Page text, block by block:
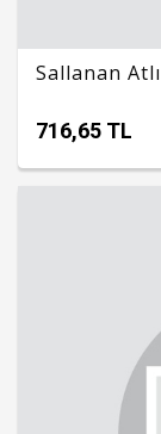
Sallanan
716,65 TL